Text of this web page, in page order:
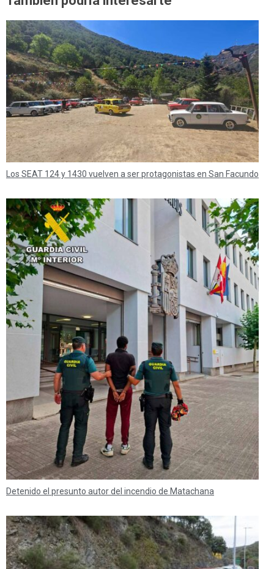
Los SEAT 124 y 1430 vuelven a ser protagonistas en San Facundo
Detenido el presunto autor del incendio de Matachana